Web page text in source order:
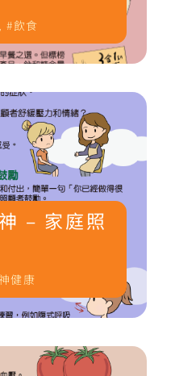
, 飲食
– 家庭照
健康